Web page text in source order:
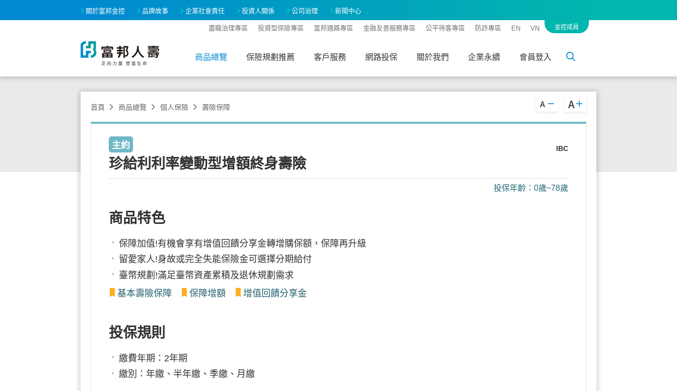
關於富邦金控 品牌故事 企業社會責任 投資人關係 公司治理 新聞中心
盡職治理專區 投資型保險專區 富邦通路專區 金融友善服務專區 公平待客專區 防詐專區 EN VN 金控成員
商品總覽 保險規劃推薦 客戶服務 網路投保 關於我們 企業永續 會員登入
首頁 商品總覽 個人保險 壽險保障
主約 IBC
珍給利利率變動型增額終身壽險
投保年齡：0歲~78歲
商品特色
保障加值!有機會享有增值回饋分享金轉增購保額，保障再升級
留愛家人!身故或完全失能保險金可選擇分期給付
臺幣規劃!滿足臺幣資產累積及退休規劃需求
基本壽險保障
保障增額 增值回饋分享金
投保規則
繳費年期：2年期
繳別：年繳、半年繳、季繳、月繳